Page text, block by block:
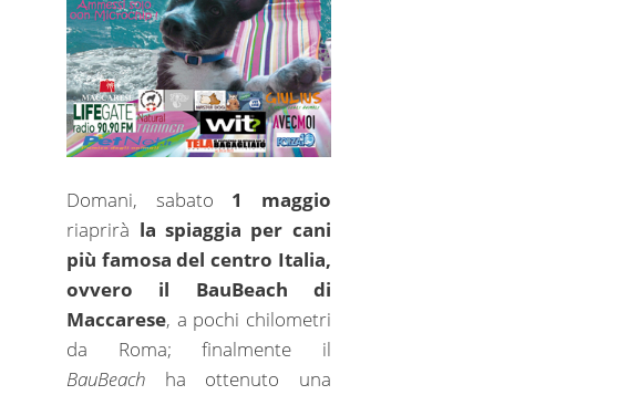
Domani, sabato 1 maggio
riaprirà la spiaggia per cani
più famosa del centro Italia,
ovvero il BauBeach di
Maccarese, a pochi chilometri
da Roma; finalmente il
BauBeach ha ottenuto una